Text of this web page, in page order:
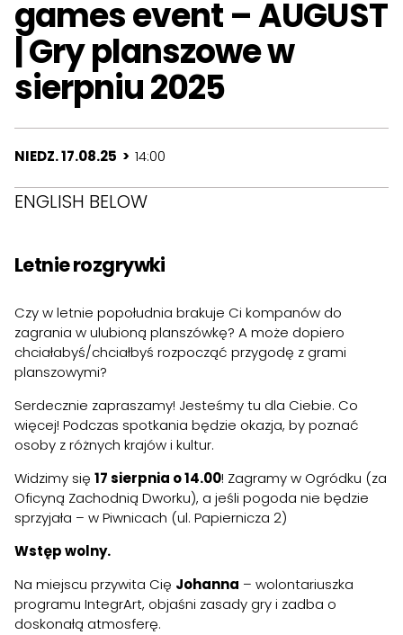
games event – AUGUST
| Gry planszowe w
sierpniu 2025
NIEDZ. 17.08.25 > 14:00
ENGLISH BELOW
Letnie rozgrywki
Czy w letnie popołudnia brakuje Ci kompanów do
zagrania w ulubioną planszówkę? A może dopiero
chciałabyś/chciałbyś rozpocząć przygodę z grami
planszowymi?
Serdecznie zapraszamy! Jesteśmy tu dla Ciebie. Co
więcej! Podczas spotkania będzie okazja, by poznać
osoby z różnych krajów i kultur.
Widzimy się 17 sierpnia o 14.00! Zagramy w Ogródku (za
Oficyną Zachodnią Dworku), a jeśli pogoda nie będzie
sprzyjała – w Piwnicach (ul. Papiernicza 2)
Wstęp wolny.
Na miejscu przywita Cię Johanna – wolontariuszka
programu IntegrArt, objaśni zasady gry i zadba o
doskonałą atmosferę.